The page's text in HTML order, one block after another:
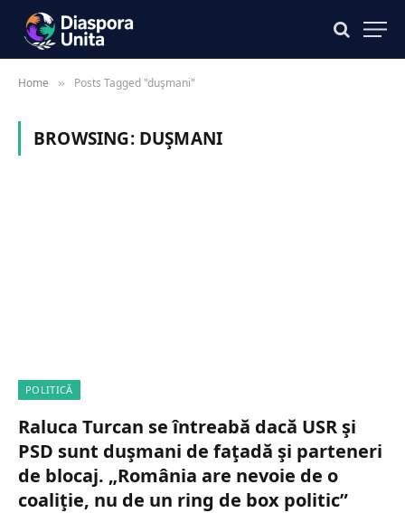
Home » Posts Tagged "duşmani"
BROWSING: DUŞMANI
POLITICĂ
Raluca Turcan se întreabă dacă USR şi
PSD sunt duşmani de faţadă şi parteneri
de blocaj. „România are nevoie de o
coaliţie, nu de un ring de box politic”